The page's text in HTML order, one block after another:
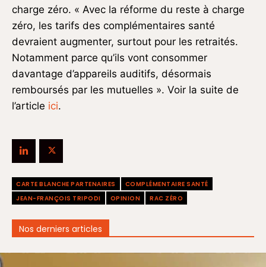
charge zéro. « Avec la réforme du reste à charge
zéro, les tarifs des complémentaires santé
devraient augmenter, surtout pour les retraités.
Notamment parce qu’ils vont consommer
davantage d’appareils auditifs, désormais
remboursés par les mutuelles ». Voir la suite de
l’article ici.
CARTE BLANCHE PARTENAIRES
COMPLÉMENTAIRE SANTÉ
JEAN-FRANÇOIS TRIPODI
OPINION RAC ZÉRO
Nos derniers articles